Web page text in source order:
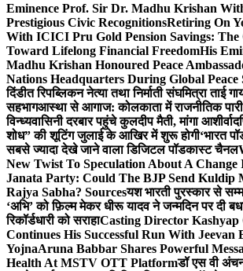
Eminence Prof. Sir Dr. Madhu Krishan
Prestigious Civic RecognitionsRetiring On
With ICICI Pru Gold Pension Savings:
Toward Lifelong Financial FreedomHis
Madhu Krishan Honoured Peace
Nations Headquarters During Global Peace
दिंडीत रिपब्लिकन नेत्या तथा निर्माती संघमित्रा ताई
सहभागआस्था से आगाज: कोलकाता में राजनीतिक
विन्ध्यवासिनी दरबार पहुंचे कुलदीप मैती, मांगा आशीर्वाद
शोध” की शूटिंग जुलाई के आखिर में शुरू होगी‘भारत
सबसे ज्यादा देखे जाने वाला डिजिटल पॉडकास्ट चैनल
New Twist To Speculation About A
Janata Party: Could The BJP Send Kuldip
Rajya Sabha? Sourcesयश भारती पुरस्कार से
‘अभि’ को फ़िल्म मेकर धीरू यादव ने जन्मदिन पर दी
रिकॉर्डधारी को सराहाCasting Director Kashyap
Continues His Successful Run With Jeevan
YojnaAruna Babbar Shares Powerful
Health At MSTV OTT Platformडॉ एस वी अंचन